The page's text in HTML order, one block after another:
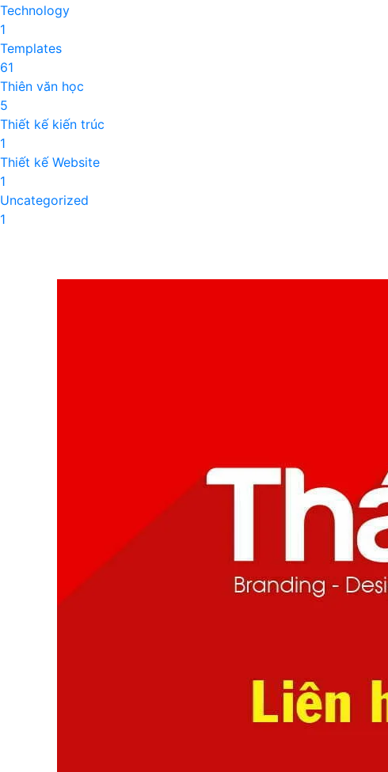
Technology
1
Templates
61
Thiên văn học
5
Thiết kế kiến trúc
1
Thiết kế Website
1
Uncategorized
1